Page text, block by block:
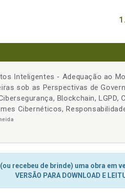
1.
Inteligentes - Adequação ao
sob as Perspectivas de
Blockchain, LGPD,
Cibernéticos,
+
recebeu de brinde) uma obra
VERSÃO PARA DOWNLOAD E